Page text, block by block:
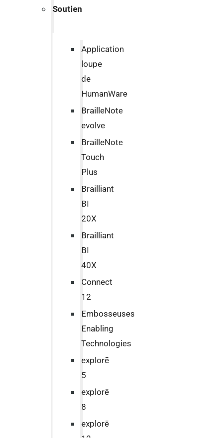
Soutien
Application
loupe
de
HumanWare
BrailleNote
evolve
BrailleNote
Touch
Plus
Brailliant
BI
20X
Brailliant
BI
40X
Connect
12
Embosseuses
Enabling
Technologies
explorē
5
explorē
8
explorē